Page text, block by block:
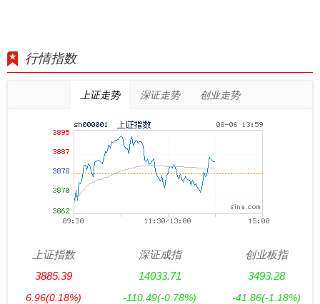
行情指数
上证走势 深证走势 创业走势
上证指数
3885.39
6.96(0.18%)
深证成指
14033.71
-110.49(-0.78%)
创业板指
3493.28
-41.86(-1.18%)